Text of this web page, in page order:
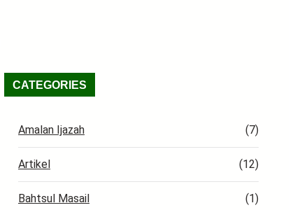
CATEGORIES
Amalan Ijazah (7)
Artikel (12)
Bahtsul Masail (1)